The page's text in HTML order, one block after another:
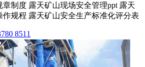
制度 露天矿山现场安全管理ppt 露天
作规程 露天矿山安全生产标准化评分表
8511